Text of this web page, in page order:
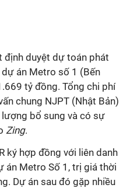
định duyệt dự toán phát
án Metro số 1 (Bến
tỷ đồng. Tổng chi phí
chung NJPT (Nhật Bản)
bổ sung và có sự
Zing.
ký hợp đồng với liên danh
án Metro Số 1, trị giá thời
Dự án sau đó gặp nhiều